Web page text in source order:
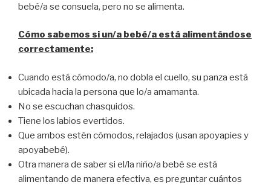
bebé/a se consuela, pero no se alimenta.
Cómo sabemos si un/a bebé/a está alimentándose
correctamente:
Cuando está cómodo/a, no dobla el cuello, su panza está
ubicada hacia la persona que lo/a amamanta.
No se escuchan chasquidos.
Tiene los labios evertidos.
Que ambos estén cómodos, relajados (usan apoyapies y
apoyabebé).
Otra manera de saber si el/la niño/a bebé se está
alimentando de manera efectiva, es preguntar cuántos